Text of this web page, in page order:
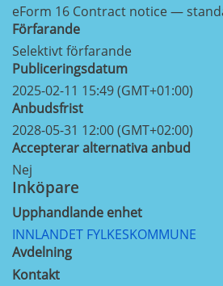
eForm 16 Contract notice —
Förfarande
Selektivt förfarande
Publiceringsdatum
2025-02-11 15:49 (GMT+01:00)
Anbudsfrist
2028-05-31 12:00 (GMT+02:00)
Accepterar alternativa anbud
Nej
Inköpare
Upphandlande enhet
INNLANDET FYLKESKOMMUNE
Avdelning
Kontakt